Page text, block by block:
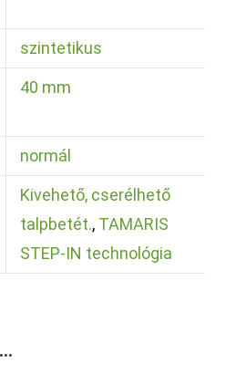
szintetikus
40 mm
normál
Kivehető, cserélhető
talpbetét., TAMARIS
STEP-IN technológia